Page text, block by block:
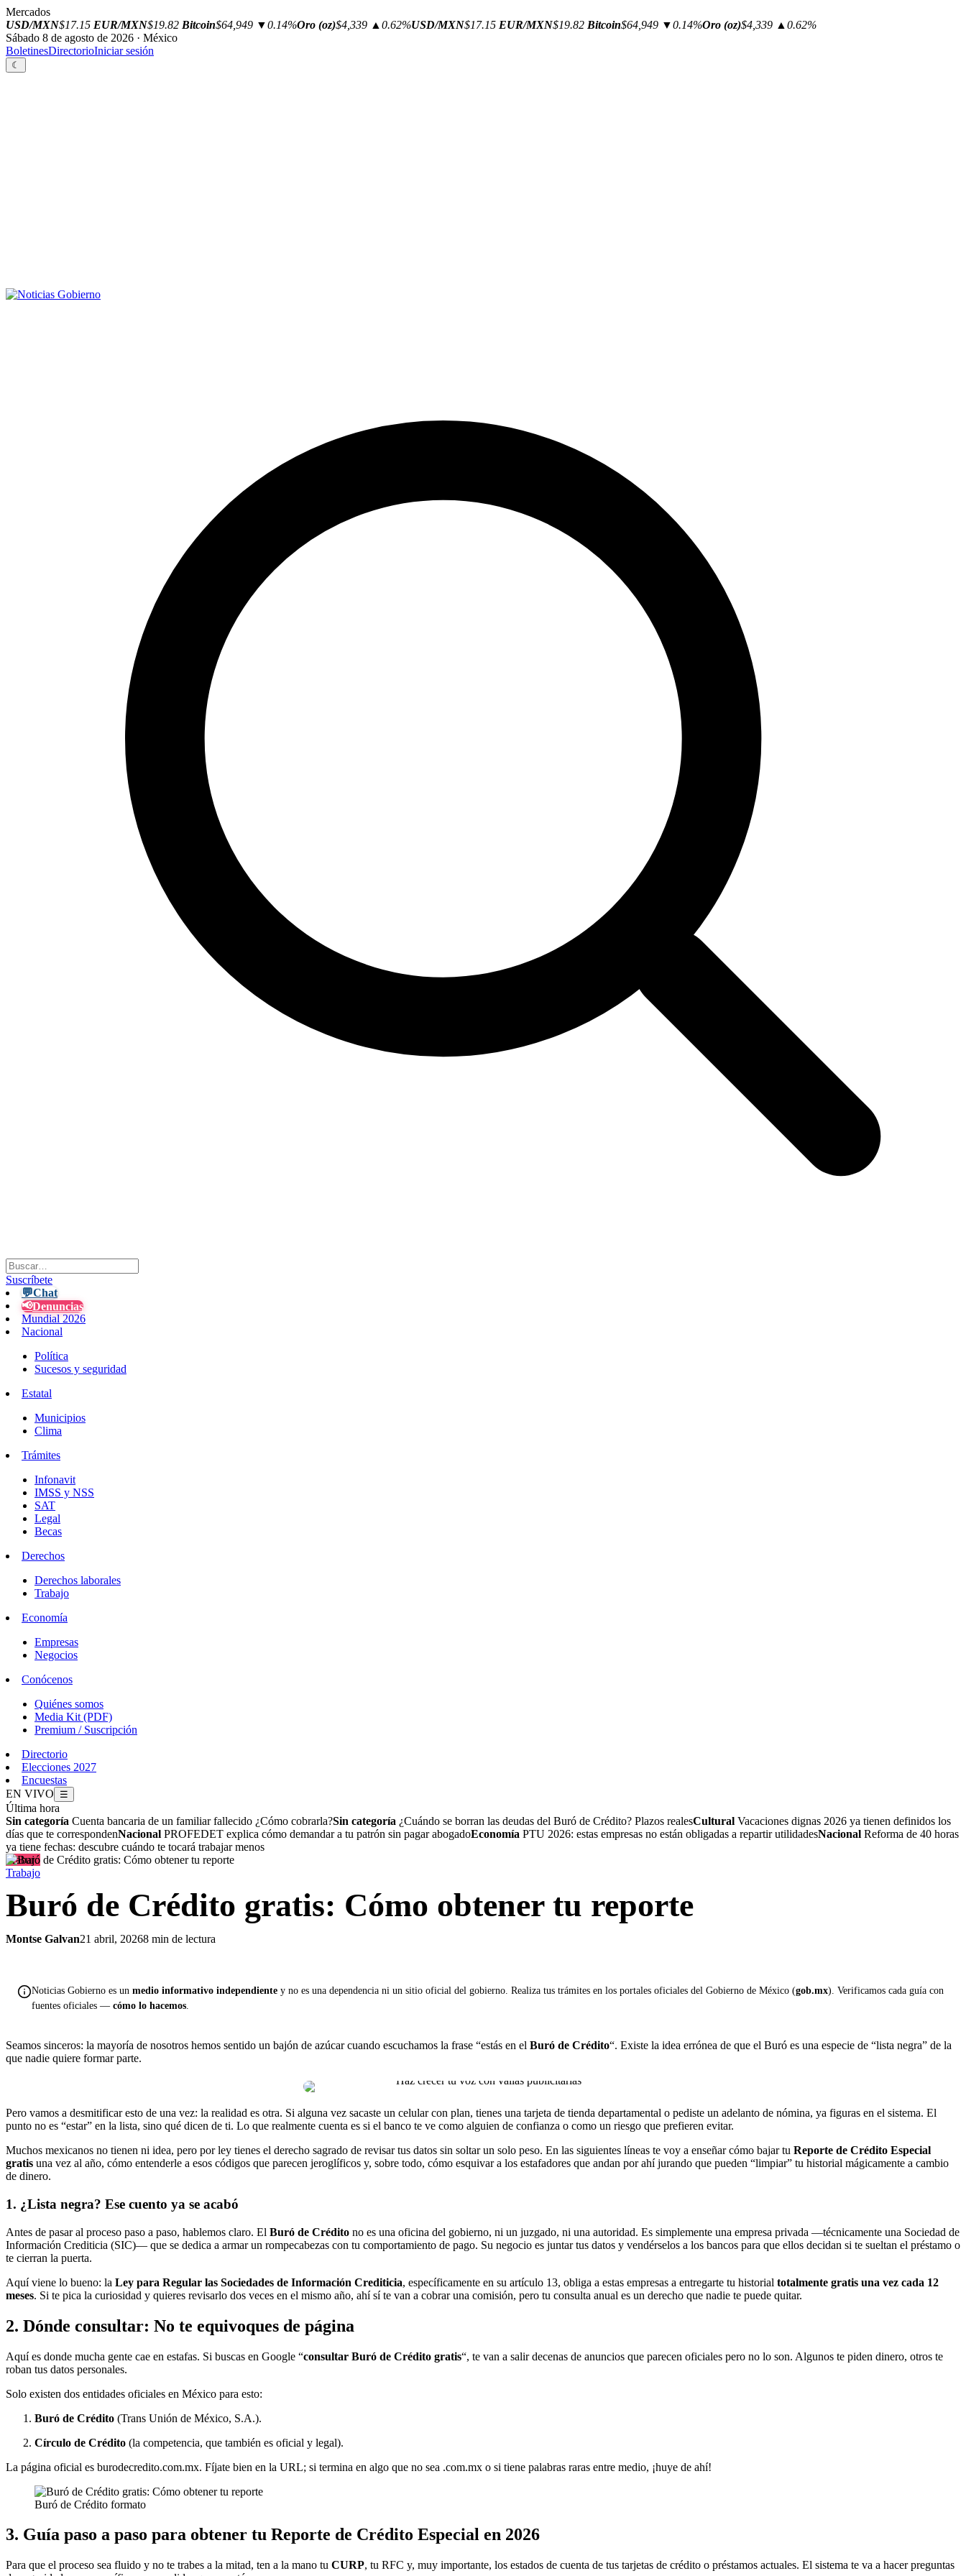
Mercados
USD/MXN$17.15 EUR/MXN$19.82 Bitcoin$64,949 ▼0.14%Oro (oz)$4,339 ▲0.62%USD/MXN$17.15 EUR/MXN$19.82 Bitcoin$64,949 ▼0.14%Oro (oz)$4,339 ▲0.62%
Sábado 8 de agosto de 2026 · México
BoletinesDirectorioIniciar sesión
☾
Suscríbete
💬Chat
📢Denuncias
Mundial 2026
Nacional
Política
Sucesos y seguridad
Estatal
Municipios
Clima
Trámites
Infonavit
IMSS y NSS
SAT
Legal
Becas
Derechos
Derechos laborales
Trabajo
Economía
Empresas
Negocios
Conócenos
Quiénes somos
Media Kit (PDF)
Premium / Suscripción
Directorio
Elecciones 2027
Encuestas
EN VIVO
☰
Última hora
Sin categoría Cuenta bancaria de un familiar fallecido ¿Cómo cobrarla?Sin categoría ¿Cuándo se borran las deudas del Buró de Crédito? Plazos realesCultural Vacaciones dignas 2026 ya tienen definidos los
días que te correspondenNacional PROFEDET explica cómo demandar a tu patrón sin pagar abogadoEconomía PTU 2026: estas empresas no están obligadas a repartir utilidadesNacional Reforma de 40 horas
ya tiene fechas: descubre cuándo te tocará trabajar menos
Trabajo
Trabajo
Buró de Crédito gratis: Cómo obtener tu reporte
Montse Galvan21 abril, 20268 min de lectura
Noticias Gobierno es un medio informativo independiente y no es una dependencia ni un sitio oficial del gobierno. Realiza tus trámites en los portales oficiales del Gobierno de México (gob.mx). Verificamos cada guía con
fuentes oficiales — cómo lo hacemos.
Seamos sinceros: la mayoría de nosotros hemos sentido un bajón de azúcar cuando escuchamos la frase “estás en el Buró de Crédito“. Existe la idea errónea de que el Buró es una especie de “lista negra” de la
que nadie quiere formar parte.
Pero vamos a desmitificar esto de una vez: la realidad es otra. Si alguna vez sacaste un celular con plan, tienes una tarjeta de tienda departamental o pediste un adelanto de nómina, ya figuras en el sistema. El
punto no es “estar” en la lista, sino qué dicen de ti. Lo que realmente cuenta es si el banco te ve como alguien de confianza o como un riesgo que prefieren evitar.
Muchos mexicanos no tienen ni idea, pero por ley tienes el derecho sagrado de revisar tus datos sin soltar un solo peso. En las siguientes líneas te voy a enseñar cómo bajar tu Reporte de Crédito Especial
gratis una vez al año, cómo entenderle a esos códigos que parecen jeroglíficos y, sobre todo, cómo esquivar a los estafadores que andan por ahí jurando que pueden “limpiar” tu historial mágicamente a cambio
de dinero.
1. ¿Lista negra? Ese cuento ya se acabó
Antes de pasar al proceso paso a paso, hablemos claro. El Buró de Crédito no es una oficina del gobierno, ni un juzgado, ni una autoridad. Es simplemente una empresa privada —técnicamente una Sociedad de
Información Crediticia (SIC)— que se dedica a armar un rompecabezas con tu comportamiento de pago. Su negocio es juntar tus datos y vendérselos a los bancos para que ellos decidan si te sueltan el préstamo o
te cierran la puerta.
Aquí viene lo bueno: la Ley para Regular las Sociedades de Información Crediticia, específicamente en su artículo 13, obliga a estas empresas a entregarte tu historial totalmente gratis una vez cada 12
meses. Si te pica la curiosidad y quieres revisarlo dos veces en el mismo año, ahí sí te van a cobrar una comisión, pero tu consulta anual es un derecho que nadie te puede quitar.
2. Dónde consultar: No te equivoques de página
Aquí es donde mucha gente cae en estafas. Si buscas en Google “consultar Buró de Crédito gratis“, te van a salir decenas de anuncios que parecen oficiales pero no lo son. Algunos te piden dinero, otros te
roban tus datos personales.
Solo existen dos entidades oficiales en México para esto:
Buró de Crédito (Trans Unión de México, S.A.).
Círculo de Crédito (la competencia, que también es oficial y legal).
La página oficial es burodecredito.com.mx. Fíjate bien en la URL; si termina en algo que no sea .com.mx o si tiene palabras raras entre medio, ¡huye de ahí!
Buró de Crédito formato
3. Guía paso a paso para obtener tu Reporte de Crédito Especial en 2026
Para que el proceso sea fluido y no te trabes a la mitad, ten a la mano tu CURP, tu RFC y, muy importante, los estados de cuenta de tus tarjetas de crédito o préstamos actuales. El sistema te va a hacer preguntas